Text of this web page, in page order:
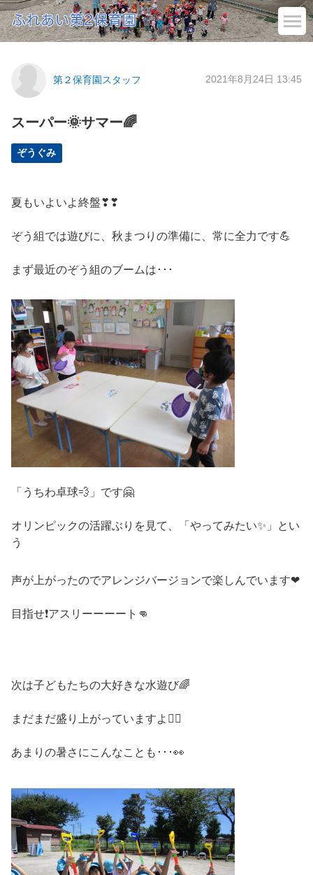
第２保育園スタッフ 2021年8月24日 13:45
スーパー🌞サマー🌈
ぞうぐみ
夏もいよいよ終盤❣❣
ぞう組では遊びに、秋まつりの準備に、常に全力です💪
まず最近のぞう組のブームは･･･
「うちわ卓球💨」です🤗
オリンピックの活躍ぶりを見て、「やってみたい✨」とい
う
声が上がったのでアレンジバージョンで楽しんでいます❤
目指せ❗アスリーーーート👊
次は子どもたちの大好きな水遊び🌈
まだまだ盛り上がっていますよ🙋‍♀️
あまりの暑さにこんなことも･･･👀